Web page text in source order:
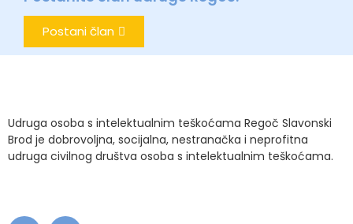
Postani član
Udruga osoba s intelektualnim teškoćama Regoč Slavonski
Brod je dobrovoljna, socijalna, nestranačka i neprofitna
udruga civilnog društva osoba s intelektualnim teškoćama.